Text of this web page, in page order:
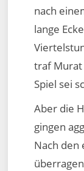
nach
lange
traf Murat
Spiel sei
Aber die
gingen
Nach den